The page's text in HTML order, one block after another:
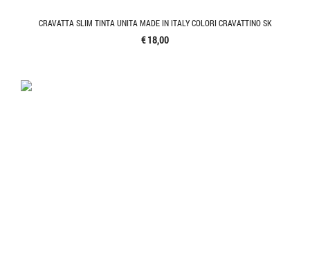
CRAVATTA SLIM TINTA UNITA MADE IN ITALY COLORI CRAVATTINO SK
€ 18,00